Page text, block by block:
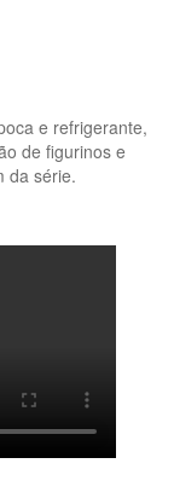
e refrigerante,
de figurinos e
da série.